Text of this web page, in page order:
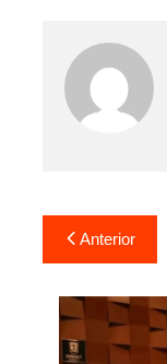
Navegação
de
Post
Anterior